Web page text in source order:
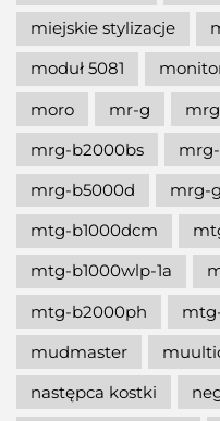
miejskie stylizacje
moduł 5081
moro
mr-g mrg
mrg-b2000bs
mrg-b5000d
mrg-
mtg-b1000dcm
mtg-b1000wlp-1a
mtg-b2000ph
mudmaster
następca kostki